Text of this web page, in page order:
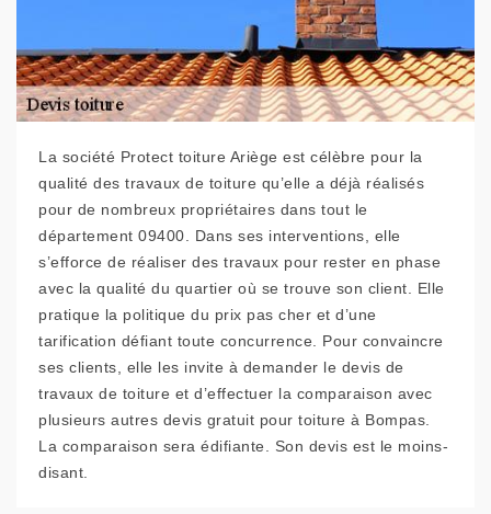
La société Protect toiture Ariège est célèbre pour la
qualité des travaux de toiture qu’elle a déjà réalisés
pour de nombreux propriétaires dans tout le
département 09400. Dans ses interventions, elle
s’efforce de réaliser des travaux pour rester en phase
avec la qualité du quartier où se trouve son client. Elle
pratique la politique du prix pas cher et d’une
tarification défiant toute concurrence. Pour convaincre
ses clients, elle les invite à demander le devis de
travaux de toiture et d’effectuer la comparaison avec
plusieurs autres devis gratuit pour toiture à Bompas.
La comparaison sera édifiante. Son devis est le moins-
disant.